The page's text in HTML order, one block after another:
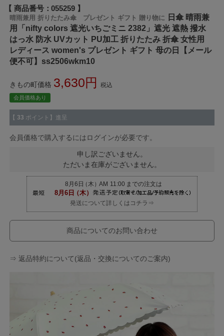
商品番号 055259
晴雨兼用 折りたたみ傘 プレゼント ギフト 贈り物に
日傘 晴雨兼
用「nifty colors 遮光いちごミニ 2382」遮光 遮熱 撥水
はっ水 防水 UVカット PU加工 折りたたみ 折傘 女性用
レディース women's プレゼント ギフト 母の日【メール
便不可】ss2506wkm10
きもの町価格 3,630 税込
会員価格あり
【 33 ポイント】進呈
会員価格で購入するにはログインが必要です。
申し訳ございません。
ただいま在庫がございません。
発送について詳しくはコチラ⇒
商品についてのお問い合わせ
⇒ 返品特約について(返品・交換についてのご案内)